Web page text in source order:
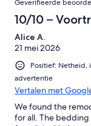
* 1 mile walk to
* San Marcos with its
* San Antonio/
Other Things to Note:
reunion next year.
clean, fun home for
Geverifieerde
10/10 –
Alice A.
21 mei 2026
Positief: Netheid,
advertentie
Vertalen met
We found the
for all. The